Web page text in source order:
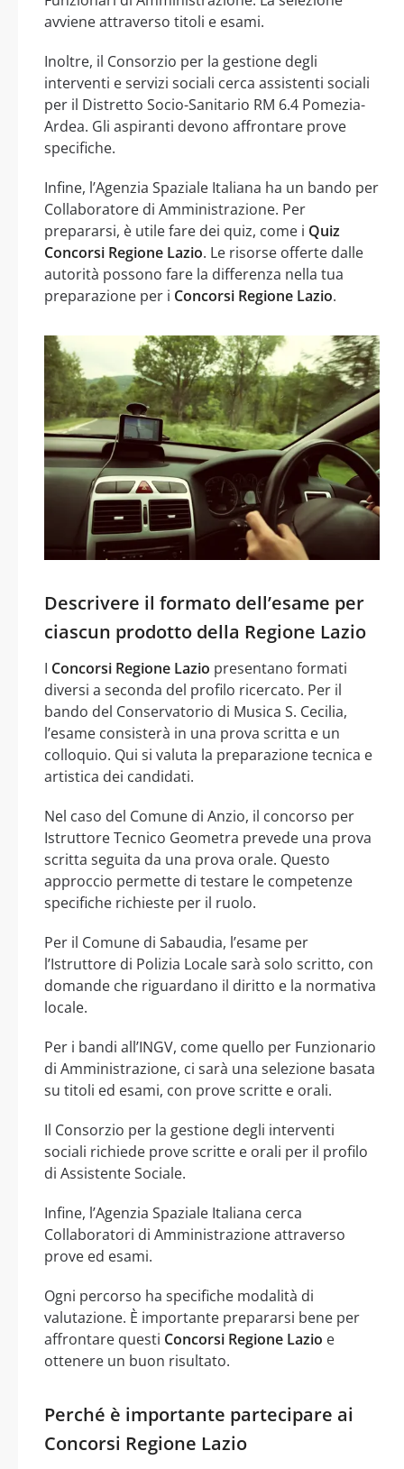
avviene attraverso titoli e esami.
Inoltre, il Consorzio per la gestione degli
interventi e servizi sociali cerca assistenti sociali
per il Distretto Socio-Sanitario RM 6.4 Pomezia-
Ardea. Gli aspiranti devono affrontare prove
specifiche.
Infine, l’Agenzia Spaziale Italiana ha un bando per
Collaboratore di Amministrazione. Per
prepararsi, è utile fare dei quiz, come i Quiz
Concorsi Regione Lazio. Le risorse offerte dalle
autorità possono fare la differenza nella tua
preparazione per i Concorsi Regione Lazio.
Descrivere il formato dell’esame per
ciascun prodotto della Regione Lazio
I Concorsi Regione Lazio presentano formati
diversi a seconda del profilo ricercato. Per il
bando del Conservatorio di Musica S. Cecilia,
l’esame consisterà in una prova scritta e un
colloquio. Qui si valuta la preparazione tecnica e
artistica dei candidati.
Nel caso del Comune di Anzio, il concorso per
Istruttore Tecnico Geometra prevede una prova
scritta seguita da una prova orale. Questo
approccio permette di testare le competenze
specifiche richieste per il ruolo.
Per il Comune di Sabaudia, l’esame per
l’Istruttore di Polizia Locale sarà solo scritto, con
domande che riguardano il diritto e la normativa
locale.
Per i bandi all’INGV, come quello per Funzionario
di Amministrazione, ci sarà una selezione basata
su titoli ed esami, con prove scritte e orali.
Il Consorzio per la gestione degli interventi
sociali richiede prove scritte e orali per il profilo
di Assistente Sociale.
Infine, l’Agenzia Spaziale Italiana cerca
Collaboratori di Amministrazione attraverso
prove ed esami.
Ogni percorso ha specifiche modalità di
valutazione. È importante prepararsi bene per
affrontare questi Concorsi Regione Lazio e
ottenere un buon risultato.
Perché è importante partecipare ai
Concorsi Regione Lazio